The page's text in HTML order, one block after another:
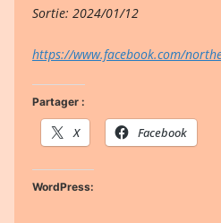
Sortie: 2024/01/12
https://www.facebook.com/
Partager :
X Facebook
WordPress: